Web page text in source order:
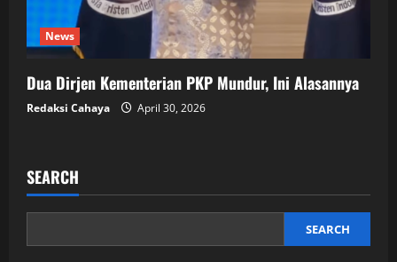
News
Dua Dirjen Kementerian PKP Mundur, Ini Alasannya
Redaksi Cahaya April 30, 2026
SEARCH
SEARCH